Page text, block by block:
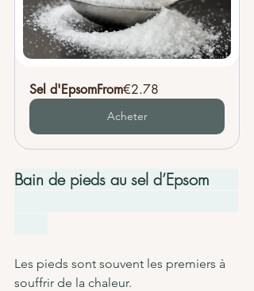
Sel d'EpsomFrom€2.78
Acheter
Bain de pieds au sel d’Epsom
Les pieds sont souvent les premiers à
souffrir de la chaleur.